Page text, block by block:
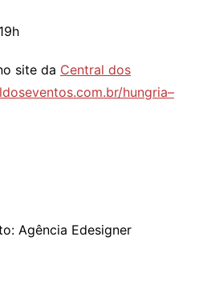
site da Central dos
hungria–
Agência Edesigner